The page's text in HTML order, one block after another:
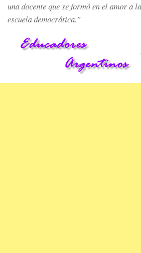
una docente que se formó en el amor a
escuela democrática.”